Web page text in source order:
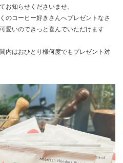
お知らせくださいませ。
のコーヒー好きさんへプレゼントなさ
愛いのできっと喜んでいただけます
内はおひとり様何度でもプレゼント対